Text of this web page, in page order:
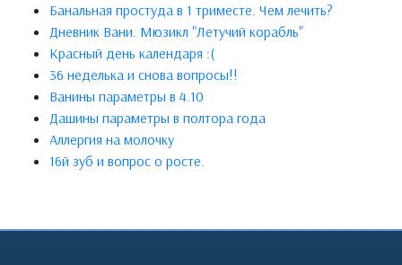
Банальная простуда в 1 триместе. Чем лечить?
Дневник Вани. Мюзикл "Летучий корабль"
Красный день календаря :(
36 неделька и снова вопросы!!
Ванины параметры в 4.10
Дашины параметры в полтора года
Аллергия на молочку
16й зуб и вопрос о росте.